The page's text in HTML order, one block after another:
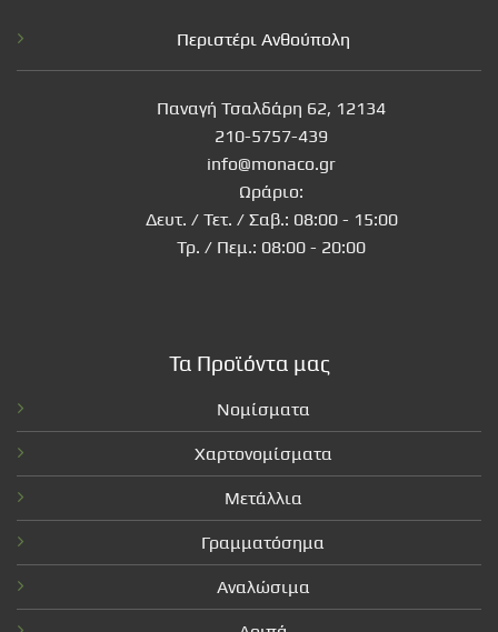
Περιστέρι Ανθούπολη
Παναγή Τσαλδάρη 62, 12134
210-5757-439
info@monaco.gr
Ωράριο:
Δευτ. / Τετ. / Σαβ.: 08:00 - 15:00
Τρ. / Πεμ.: 08:00 - 20:00
Τα Προϊόντα μας
Νομίσματα
Χαρτονομίσματα
Μετάλλια
Γραμματόσημα
Αναλώσιμα